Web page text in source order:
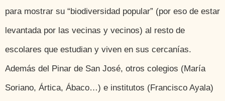
para mostrar su “biodiversidad popular” (por eso de estar
levantada por las vecinas y vecinos) al resto de
escolares que estudian y viven en sus cercanías.
Además del Pinar de San José, otros colegios (María
Soriano, Ártica, Ábaco…) e institutos (Francisco Ayala)